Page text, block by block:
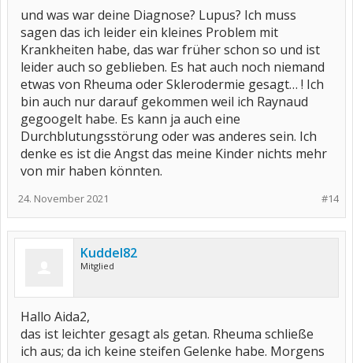
und was war deine Diagnose? Lupus? Ich muss
sagen das ich leider ein kleines Problem mit
Krankheiten habe, das war früher schon so und ist
leider auch so geblieben. Es hat auch noch niemand
etwas von Rheuma oder Sklerodermie gesagt… ! Ich
bin auch nur darauf gekommen weil ich Raynaud
gegoogelt habe. Es kann ja auch eine
Durchblutungsstörung oder was anderes sein. Ich
denke es ist die Angst das meine Kinder nichts mehr
von mir haben könnten.
#14
24. November 2021
Kuddel82
Mitglied
Hallo Aida2,
das ist leichter gesagt als getan. Rheuma schließe
ich aus; da ich keine steifen Gelenke habe. Morgens